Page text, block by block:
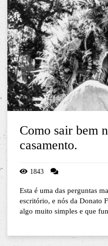
Como sair bem
casamento.
1843
Esta é uma das perguntas
escritório, e nós da Donato
algo muito simples e que